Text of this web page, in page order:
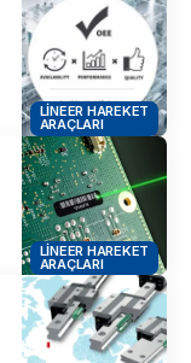
LINEER HAREKET
ARAÇLARI
LINEER HAREKET
ARAÇLARI